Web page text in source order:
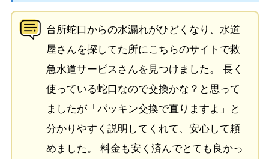
台所蛇口からの水漏れがひどくなり、水道
屋さんを探してた所にこちらのサイトで救
急水道サービスさんを見つけました。 長く
使っている蛇口なので交換かな？と思って
ましたが「パッキン交換で直りますよ」と
分かりやすく説明してくれて、安心して頼
めました。 料金も安く済んでとても良かっ